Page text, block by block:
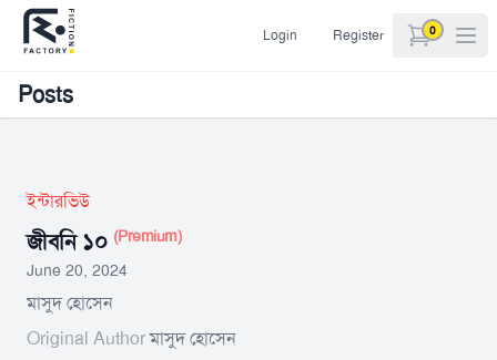
Login Register 0
items in
Posts
ইন্টারভিউ
জীবনি ১০ (Premium)
June 20, 2024
মাসুদ হোসেন
Original Authorমাসুদ হোসেন